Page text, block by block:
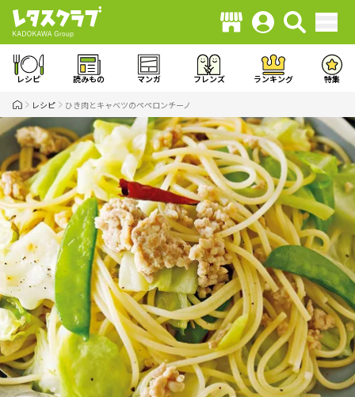
レシピ 読みもの マンガ フレンズ ランキング 特集
レシピ ひき肉とキャベツのペペロンチーノ